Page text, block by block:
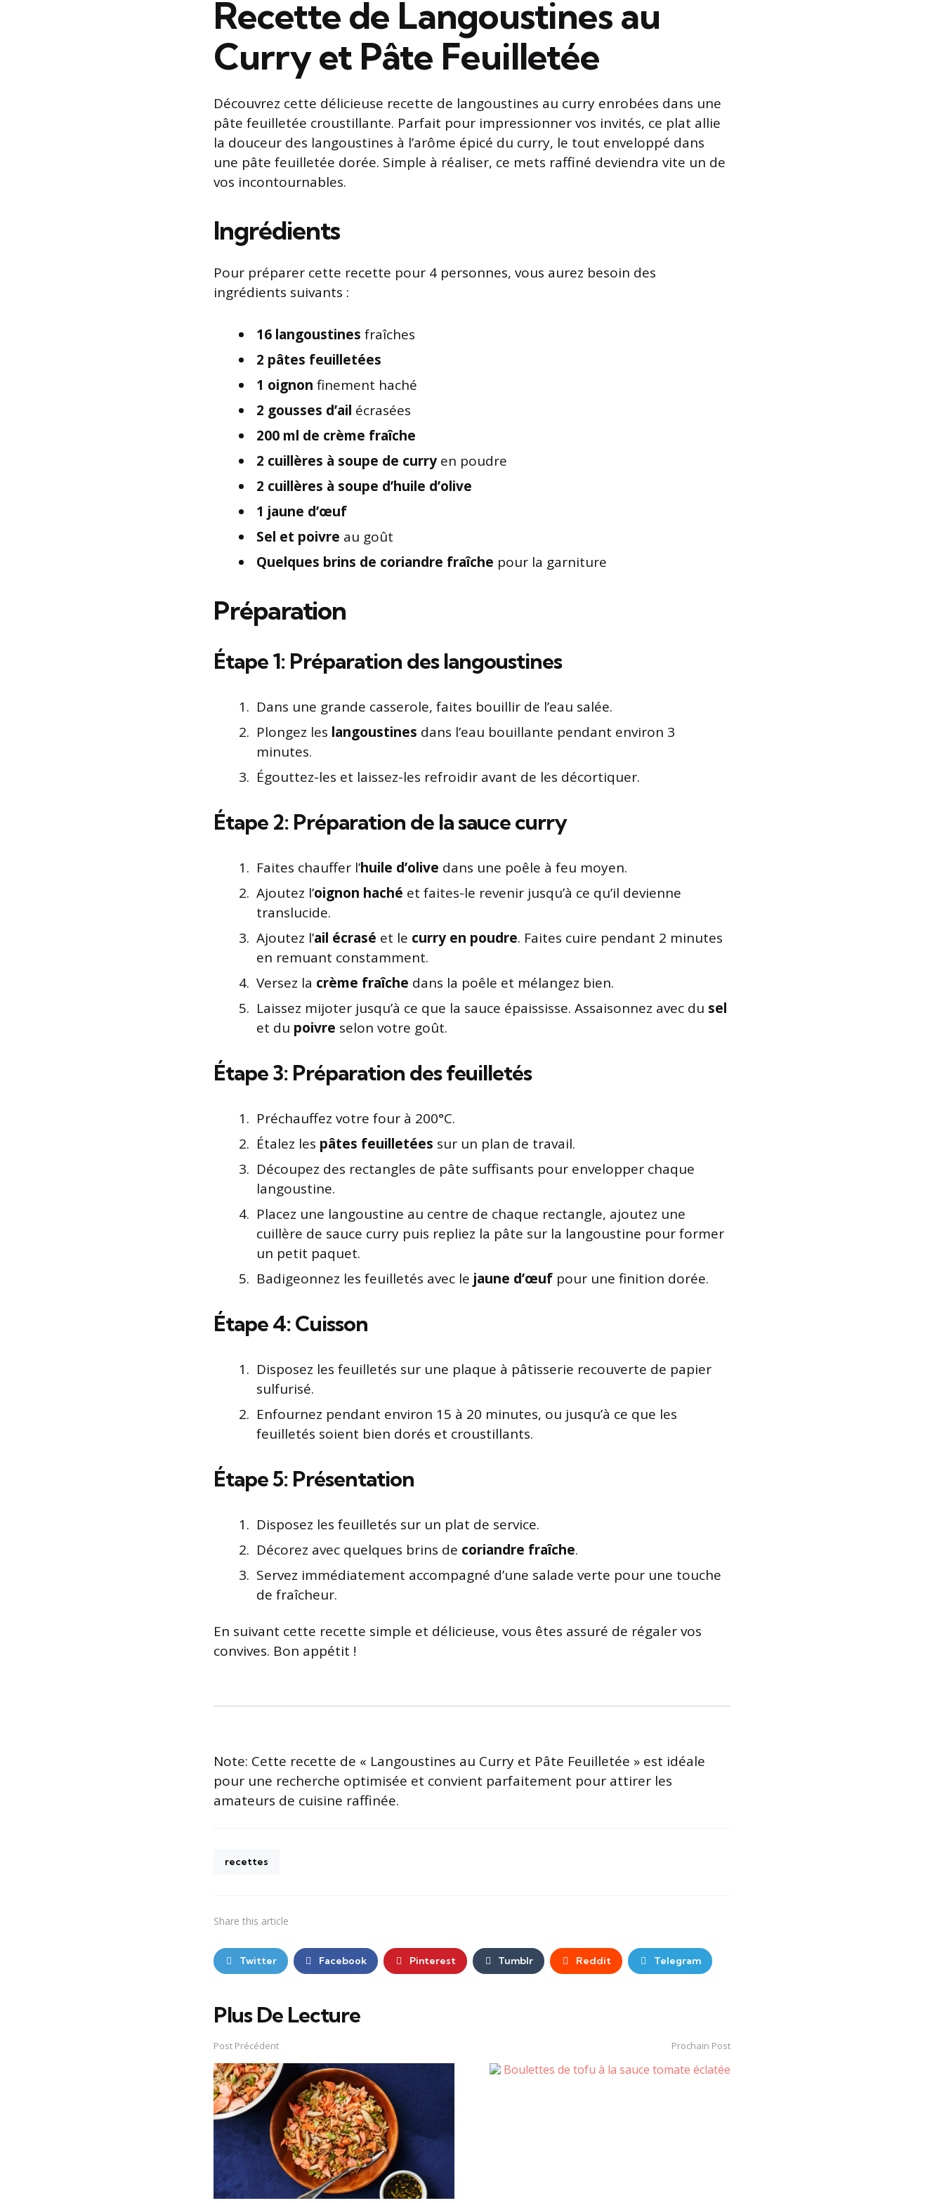
Recette de Langoustines au
Curry et Pâte Feuilletée
Découvrez cette délicieuse recette de langoustines au curry enrobées dans une
pâte feuilletée croustillante. Parfait pour impressionner vos invités, ce plat allie
la douceur des langoustines à l’arôme épicé du curry, le tout enveloppé dans
une pâte feuilletée dorée. Simple à réaliser, ce mets raffiné deviendra vite un de
vos incontournables.
Ingrédients
Pour préparer cette recette pour 4 personnes, vous aurez besoin des
ingrédients suivants :
16 langoustines fraîches
2 pâtes feuilletées
1 oignon finement haché
2 gousses d’ail écrasées
200 ml de crème fraîche
2 cuillères à soupe de curry en poudre
2 cuillères à soupe d’huile d’olive
1 jaune d’œuf
Sel et poivre au goût
Quelques brins de coriandre fraîche pour la garniture
Préparation
Étape 1: Préparation des langoustines
Dans une grande casserole, faites bouillir de l’eau salée.
Plongez les langoustines dans l’eau bouillante pendant environ 3
minutes.
Égouttez-les et laissez-les refroidir avant de les décortiquer.
Étape 2: Préparation de la sauce curry
Faites chauffer l’huile d’olive dans une poêle à feu moyen.
Ajoutez l’oignon haché et faites-le revenir jusqu’à ce qu’il devienne
translucide.
Ajoutez l’ail écrasé et le curry en poudre. Faites cuire pendant 2 minutes
en remuant constamment.
Versez la crème fraîche dans la poêle et mélangez bien.
Laissez mijoter jusqu’à ce que la sauce épaississe. Assaisonnez avec du sel
et du poivre selon votre goût.
Étape 3: Préparation des feuilletés
Préchauffez votre four à 200°C.
Étalez les pâtes feuilletées sur un plan de travail.
Découpez des rectangles de pâte suffisants pour envelopper chaque
langoustine.
Placez une langoustine au centre de chaque rectangle, ajoutez une
cuillère de sauce curry puis repliez la pâte sur la langoustine pour former
un petit paquet.
Badigeonnez les feuilletés avec le jaune d’œuf pour une finition dorée.
Étape 4: Cuisson
Disposez les feuilletés sur une plaque à pâtisserie recouverte de papier
sulfurisé.
Enfournez pendant environ 15 à 20 minutes, ou jusqu’à ce que les
feuilletés soient bien dorés et croustillants.
Étape 5: Présentation
Disposez les feuilletés sur un plat de service.
Décorez avec quelques brins de coriandre fraîche.
Servez immédiatement accompagné d’une salade verte pour une touche
de fraîcheur.
En suivant cette recette simple et délicieuse, vous êtes assuré de régaler vos
convives. Bon appétit !
Note: Cette recette de « Langoustines au Curry et Pâte Feuilletée » est idéale
pour une recherche optimisée et convient parfaitement pour attirer les
amateurs de cuisine raffinée.
recettes
Share this article
Twitter Facebook Pinterest Tumblr Reddit Telegram
Plus De Lecture
Post
navigation
Post Précédent Prochain Post